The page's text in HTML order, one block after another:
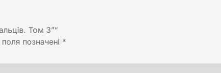
Том 3”“
позначені *